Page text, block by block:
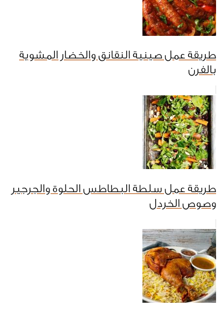
طريقة عمل صينية النقانق والخضار المشوية
بالفرن
طريقة عمل سلطة البطاطس الحلوة والجرجير
وصوص الخردل